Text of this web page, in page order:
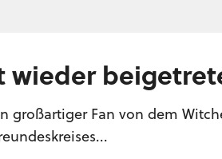
wieder
großartiger Fan von dem